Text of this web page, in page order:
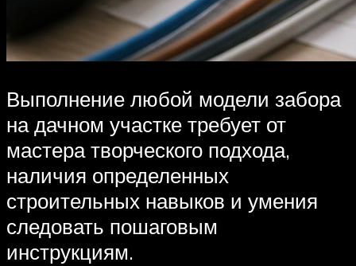
Выполнение любой модели забора
на дачном участке требует от
мастера творческого подхода,
наличия определенных
строительных навыков и умения
следовать пошаговым
инструкциям.